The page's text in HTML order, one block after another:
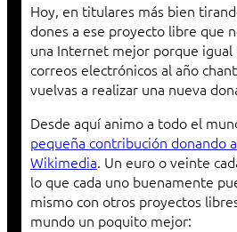
Hoy, en titulares más bien
dones a ese proyecto libre que
una Internet mejor porque igual
correos electrónicos al año
vuelvas a realizar una nueva
Desde aquí animo a todo el
pequeña contribución donando
Wikimedia. Un euro o veinte
lo que cada uno buenamente
mismo con otros proyectos
mundo un poquito mejor: